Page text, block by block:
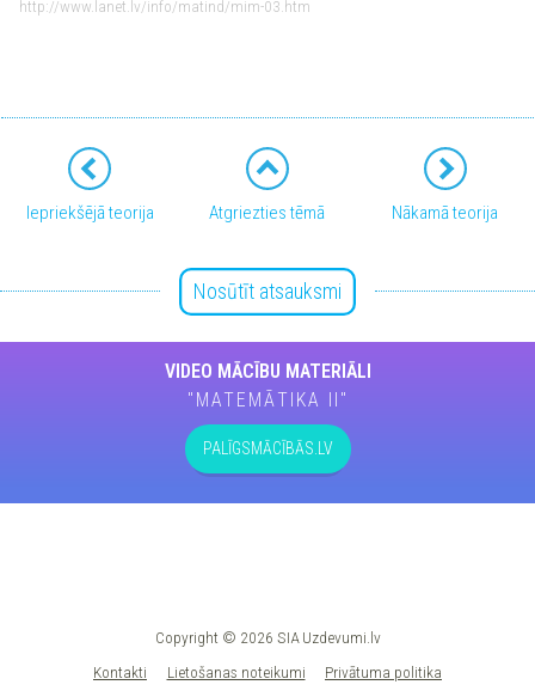
http://www.lanet.lv/info/matind/mim-03.htm
Iepriekšējā teorija Atgriezties tēmā Nākamā teorija
Nosūtīt atsauksmi
VIDEO MĀCĪBU MATERIĀLI
"MATEMĀTIKA II"
PALĪGSMĀCĪBĀS.LV
Copyright © 2026 SIA Uzdevumi.lv
Kontakti
Lietošanas noteikumi Privātuma politika